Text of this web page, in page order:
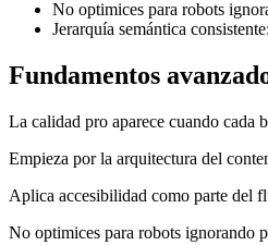
No optimices para robots
Jerarquía semántica
Fundamentos
La calidad pro aparece cuando cada
Empieza por la arquitectura del
Aplica accesibilidad como parte del
No optimices para robots ignorando